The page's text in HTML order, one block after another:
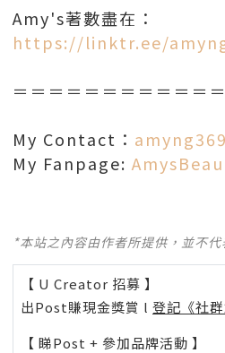
Amy's著數盡在：
https://linktr.ee/
＝＝＝＝＝＝＝＝＝＝＝
My Contact：
My Fanpage:
*本站之內容由作者所提供，並不
【 U Creator 招募 】
出Post賺現金獎賞 l 登記《社
【 睇Post + 參加品牌活動 】